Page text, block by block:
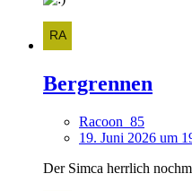
Bergrennen
Racoon_85
19. Juni 2026 um
Der Simca herrlich